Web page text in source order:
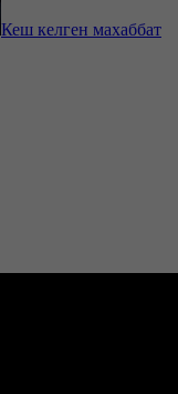
Кеш келген махаббат